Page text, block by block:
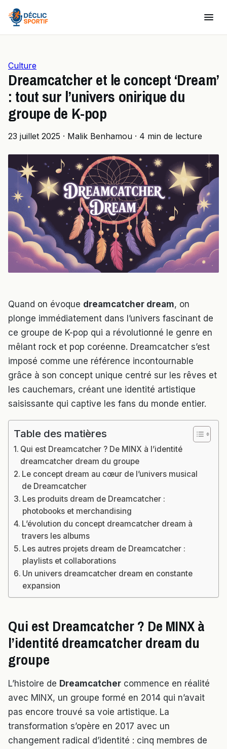
Culture
Dreamcatcher et le concept ‘Dream’
: tout sur l’univers onirique du
groupe de K-pop
23 juillet 2025 · Malik Benhamou · 4 min de lecture
Quand on évoque dreamcatcher dream, on
plonge immédiatement dans l’univers fascinant de
ce groupe de K-pop qui a révolutionné le genre en
mêlant rock et pop coréenne. Dreamcatcher s’est
imposé comme une référence incontournable
grâce à son concept unique centré sur les rêves et
les cauchemars, créant une identité artistique
saisissante qui captive les fans du monde entier.
Table des matières
Qui est Dreamcatcher ? De MINX à l’identité
dreamcatcher dream du groupe
Le concept dream au cœur de l’univers musical
de Dreamcatcher
Les produits dream de Dreamcatcher :
photobooks et merchandising
L’évolution du concept dreamcatcher dream à
travers les albums
Les autres projets dream de Dreamcatcher :
playlists et collaborations
Un univers dreamcatcher dream en constante
expansion
Qui est Dreamcatcher ? De MINX à
l’identité dreamcatcher dream du
groupe
L’histoire de Dreamcatcher commence en réalité
avec MINX, un groupe formé en 2014 qui n’avait
pas encore trouvé sa voie artistique. La
transformation s’opère en 2017 avec un
changement radical d’identité : cinq membres de